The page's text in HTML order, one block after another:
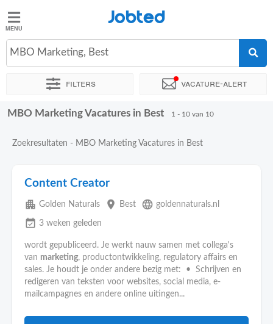
Jobted
Vacatures
Salarissen
Jobted
MBO Marketing, Best
Filters Vacature-alert
Sorteer op Exacte locatie Soort dienstverband
MBO Marketing Vacatures in Best 1 - 10 van 10
Zoekresultaten - MBO Marketing Vacatures in Best
Content Creator
apartment Golden Naturals place Best language goldennaturals.nl
event_available 3 weken geleden
wordt gepubliceerd. Je werkt nauw samen met collega's
van marketing, productontwikkeling, regulatory affairs en
sales. Je houdt je onder andere bezig met: • Schrijven en
redigeren van teksten voor websites, social media, e-
mailcampagnes en andere online uitingen...